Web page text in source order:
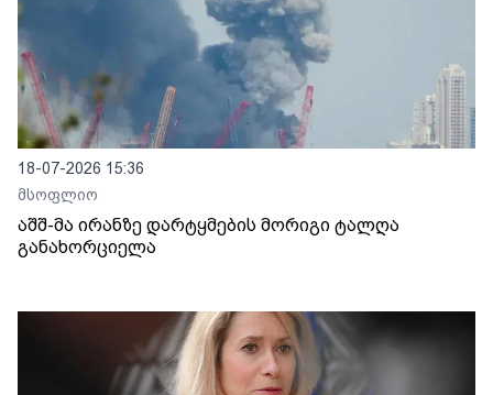
18-07-2026 15:36
მსოფლიო
აშშ-მა ირანზე დარტყმების მორიგი ტალღა
განახორციელა